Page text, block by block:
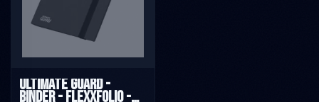
Ultimate Guard -
Binder - Flexxfolio -